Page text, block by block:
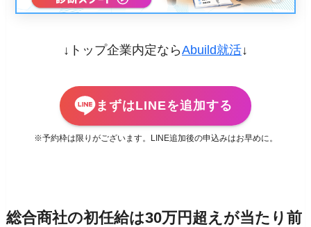
↓トップ企業内定ならAbuild就活↓
まずはLINEを追加する
※予約枠は限りがございます。LINE追加後の申込みはお早めに。
総合商社の初任給は30万円超えが当たり前